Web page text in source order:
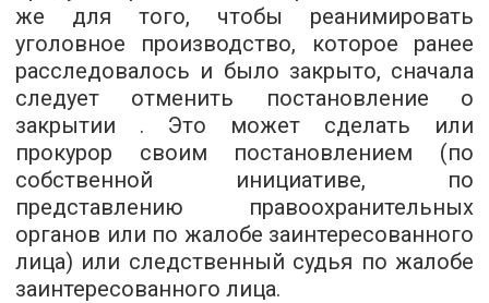
же для того, чтобы реанимировать
уголовное производство, которое ранее
расследовалось и было закрыто, сначала
следует отменить постановление о
закрытии . Это может сделать или
прокурор своим постановлением (по
собственной инициативе, по
представлению правоохранительных
органов или по жалобе заинтересованного
лица) или следственный судья по жалобе
заинтересованного лица.